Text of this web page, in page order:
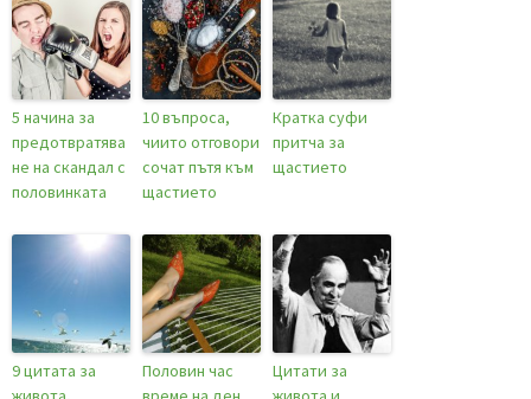
5 начина за
предотвратява
не на скандал с
половинката
10 въпроса,
чиито отговори
сочат пътя към
щастието
Кратка суфи
притча за
щастието
9 цитата за
Половин час
Цитати за